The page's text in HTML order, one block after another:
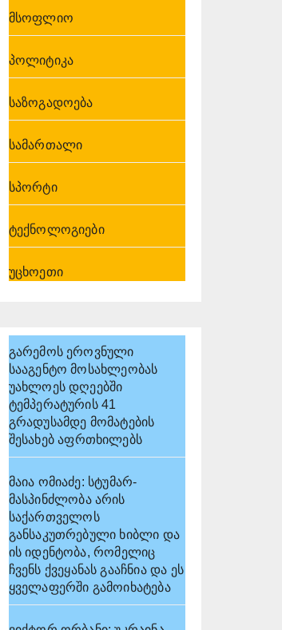
მსოფლიო
პოლიტიკა
საზოგადოება
სამართალი
სპორტი
ტექნოლოგიები
უცხოეთი
გარემოს ეროვნული
სააგენტო მოსახლეობას
უახლოეს დღეებში
ტემპერატურის 41
გრადუსამდე მომატების
შესახებ აფრთხილებს
მაია ომიაძე: სტუმარ-
მასპინძლობა არის
საქართველოს
განსაკუთრებული ხიბლი და
ის იდენტობა, რომელიც
ჩვენს ქვეყანას გააჩნია და ეს
ყველაფერში გამოიხატება